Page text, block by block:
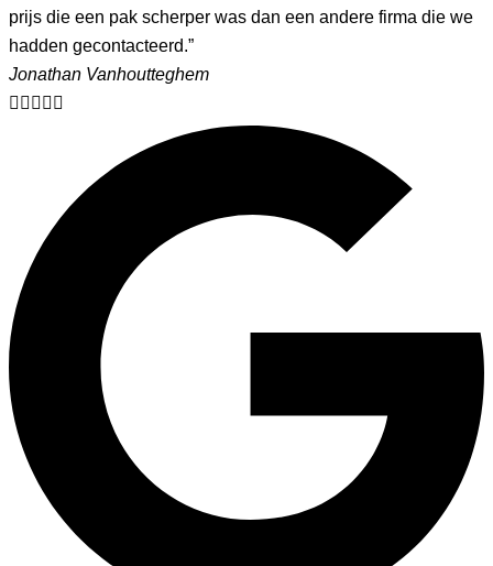
prijs die een pak scherper was dan een andere firma die we
hadden gecontacteerd.”
Jonathan Vanhoutteghem
    